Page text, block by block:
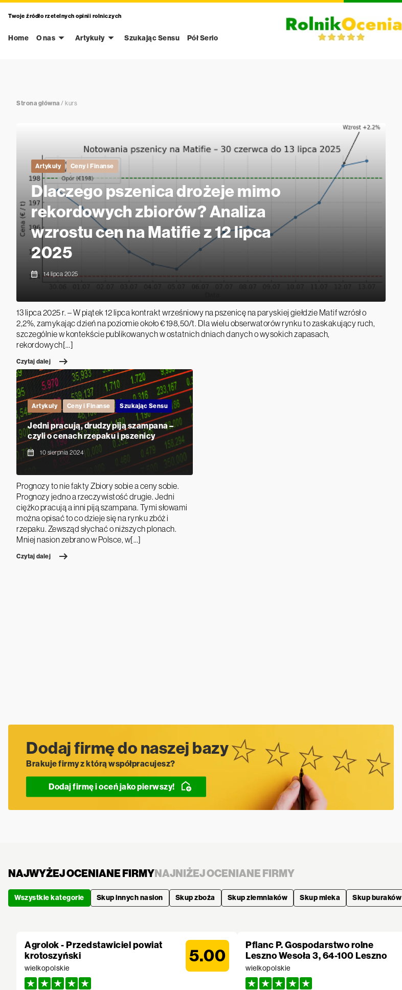
Twoje źródło rzetelnych opinii rolniczych
Home O nas Artykuły Szukając Sensu Pół Serio
Strona główna / kurs
Artykuły Ceny i Finanse
Dlaczego pszenica drożeje mimo
rekordowych zbiorów? Analiza
wzrostu cen na Matifie z 12 lipca
2025
14 lipca 2025
13 lipca 2025 r. – W piątek 12 lipca kontrakt wrześniowy na pszenicę na paryskiej giełdzie Matif wzrósł o
2,2%, zamykając dzień na poziomie około €198,50/t. Dla wielu obserwatorów rynku to zaskakujący ruch,
szczególnie w kontekście publikowanych w ostatnich dniach danych o wysokich zapasach,
rekordowych[…]
Czytaj dalej
Artykuły Ceny i Finanse Szukając Sensu
Jedni pracują, drudzy piją szampana –
czyli o cenach rzepaku i pszenicy
10 sierpnia 2024
Prognozy to nie fakty Zbiory sobie a ceny sobie.
Prognozy jedno a rzeczywistość drugie. Jedni
ciężko pracują a inni piją szampana. Tymi słowami
można opisać to co dzieje się na rynku zbóż i
rzepaku. Zewsząd słychać o niższych plonach.
Mniej nasion zebrano w Polsce, w[…]
Czytaj dalej
Dodaj firmę do naszej bazy
Brakuje firmy z którą współpracujesz?
Dodaj firmę i oceń jako pierwszy!
NAJWYŻEJ OCENIANE FIRMY NAJNIŻEJ OCENIANE FIRMY
Wszystkie kategorie Skup innych nasion Skup zboża Skup ziemniaków Skup mleka Skup buraków
Agrolok - Przedstawiciel powiat
krotoszyński
wielkopolskie
5.00
Pflanc P. Gospodarstwo rolne
Leszno Wesoła 3, 64-100 Leszno
wielkopolskie